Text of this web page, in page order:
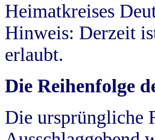
Heimatkreises
Hinweis: Derzeit
erlaubt.
Die Reihenfolge
Die ursprüngliche